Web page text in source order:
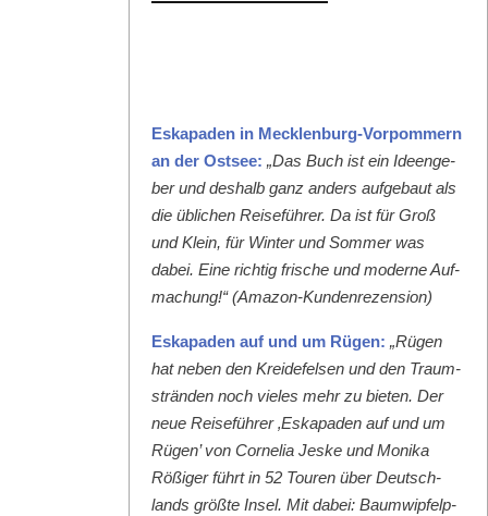
Eska­paden in Meck­len­burg-Vor­pom­mern
an der Ost­see: „Das Buch ist ein Ideenge­
ber und deshalb ganz anders aufge­baut als
die üblichen Reise­führer. Da ist für Groß
und Klein, für Win­ter und Som­mer was
dabei. Eine richtig frische und mod­erne Auf­
machung!“ (Ama­zon-Kun­den­rezen­sion)
Eska­paden auf und um Rügen: „Rügen
hat neben den Krei­de­felsen und den Traum­
strän­den noch vieles mehr zu bieten. Der
neue Reise­führer ‚Eska­paden auf und um
Rügen’ von Cor­nelia Jeske und Moni­ka
Rößiger führt in 52 Touren über Deutsch­
lands größte Insel. Mit dabei: Baumwipfelp­